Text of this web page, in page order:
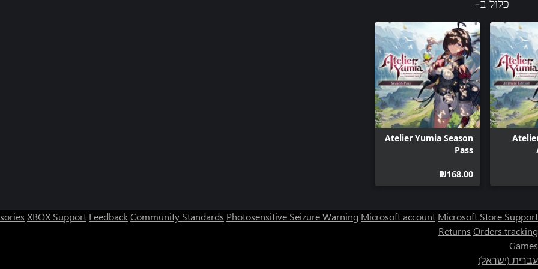
כלול ב-
Atelier Yumia Season
Pass
‪₪‎168.00‬
XBOX Support FeedbackCommunity Standards Photosensitive Seizure Warning Microsoft account Microsoft Store Support
Returns Orders tracking
Games
עברית (ישראל)